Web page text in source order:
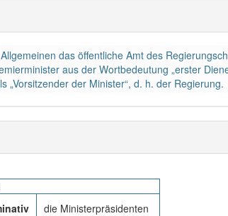
erraten.das öffentliche Amt des
aus der Wortbedeutung „erster
der Minister“, d. h. der Regierung.
die Ministerpräsidenten